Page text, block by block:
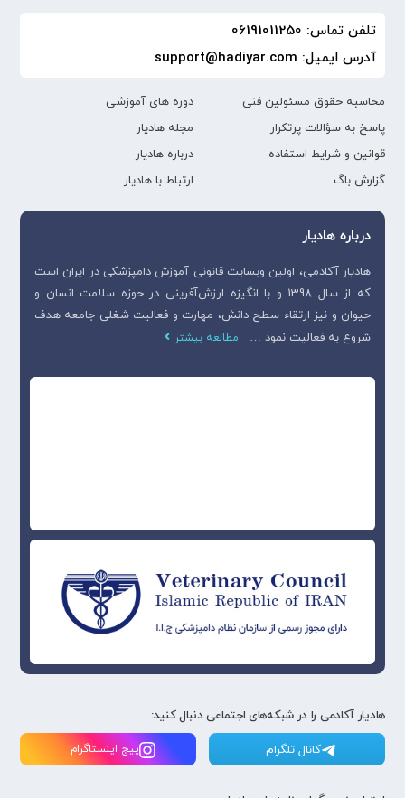
دوره های آموزشی
مجله هادیار
درباره هادیار
ارتباط با هادیار
محاسبه حقوق مسئولین فنی
پاسخ به سؤالات پرتکرار
قوانین و شرایط استفاده
گزارش باگ
تلفن تماس: 06191011250
آدرس ایمیل: support@hadiyar.com
درباره هادیار
هادیار آکادمی، اولین وبسایت قانونی آموزش دامپزشکی در ایران است
که از سال 1398 و با انگیزه ارزش‌آفرینی در حوزه سلامت انسان و
حیوان و نیز ارتقاء سطح دانش، مهارت و فعالیت شغلی جامعه هدف
شروع به فعالیت نمود …
مطالعه بیشتر
هادیار آکادمی را در شبکه‌های اجتماعی دنبال کنید:
کانال تلگرام پیج اینستاگرام